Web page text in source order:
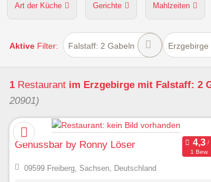
Art der Küche Gerichte Mahlzeiten
Hunde erlaubt Kapazität Sitzplätze
Aktive Filter: Falstaff: 2 Gabeln Erzgebirge
1 Restaurant im Erzgebirge mit Falstaff: 2
20901)
Genussbar by Ronny Löser
1 Bew.
09599 Freiberg, Sachsen, Deutschland